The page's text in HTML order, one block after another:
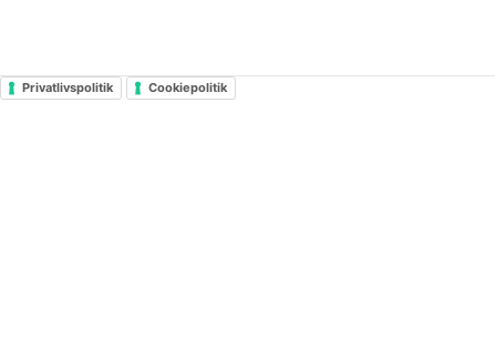
Privatlivspolitik Cookiepolitik